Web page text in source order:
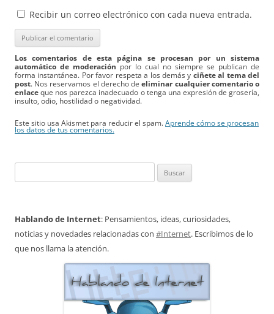
Recibir un correo electrónico con cada nueva entrada.
Los comentarios de esta página se procesan por un sistema
automático de moderación por lo cual no siempre se publican de
forma instantánea. Por favor respeta a los demás y ciñete al tema del
post. Nos reservamos el derecho deeliminar cualquier comentario o
enlace que nos parezca inadecuado o tenga una expresión de grosería,
insulto, odio, hostilidad o negatividad.
Este sitio usa Akismet para reducir el spam. Aprende cómo se procesan
los datos de tus comentarios.
Hablando de Internet: Pensamientos, ideas, curiosidades,
noticias y novedades relacionadas con #Internet. Escribimos de lo
que nos llama la atención.